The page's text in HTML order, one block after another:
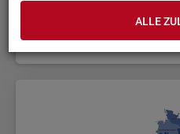
ALLE
Politische